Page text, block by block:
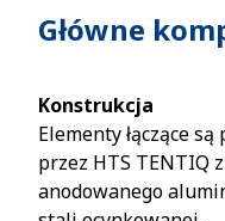
Główne
Konstrukcja
Elementy łączące
przez HTS TENTIQ
anodowanego